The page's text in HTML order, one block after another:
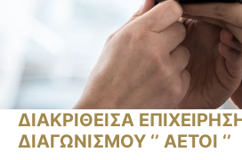
ΔΙΑΚΡΙΘΕΙΣΑ
ΔΙΑΓΩΝΙΣΜΟΥ ‘’ ΑΕΤΟΙ ‘’